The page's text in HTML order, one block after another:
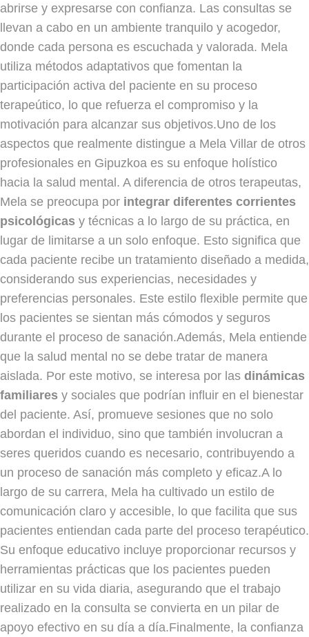
abrirse y expresarse con confianza. Las consultas se
llevan a cabo en un ambiente tranquilo y acogedor,
donde cada persona es escuchada y valorada. Mela
utiliza métodos adaptativos que fomentan la
participación activa del paciente en su proceso
terapeútico, lo que refuerza el compromiso y la
motivación para alcanzar sus objetivos.Uno de los
aspectos que realmente distingue a Mela Villar de otros
profesionales en Gipuzkoa es su enfoque holístico
hacia la salud mental. A diferencia de otros terapeutas,
Mela se preocupa por integrar diferentes corrientes
psicológicas y técnicas a lo largo de su práctica, en
lugar de limitarse a un solo enfoque. Esto significa que
cada paciente recibe un tratamiento diseñado a medida,
considerando sus experiencias, necesidades y
preferencias personales. Este estilo flexible permite que
los pacientes se sientan más cómodos y seguros
durante el proceso de sanación.Además, Mela entiende
que la salud mental no se debe tratar de manera
aislada. Por este motivo, se interesa por las dinámicas
familiares y sociales que podrían influir en el bienestar
del paciente. Así, promueve sesiones que no solo
abordan el individuo, sino que también involucran a
seres queridos cuando es necesario, contribuyendo a
un proceso de sanación más completo y eficaz.A lo
largo de su carrera, Mela ha cultivado un estilo de
comunicación claro y accesible, lo que facilita que sus
pacientes entiendan cada parte del proceso terapéutico.
Su enfoque educativo incluye proporcionar recursos y
herramientas prácticas que los pacientes pueden
utilizar en su vida diaria, asegurando que el trabajo
realizado en la consulta se convierta en un pilar de
apoyo efectivo en su día a día.Finalmente, la confianza